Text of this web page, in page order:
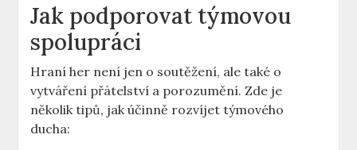
Jak podporovat týmovou
spolupráci
Hraní her není jen o soutěžení, ale také o
vytváření přátelství a porozumění. Zde je
několik tipů, jak účinně rozvíjet týmového
ducha: